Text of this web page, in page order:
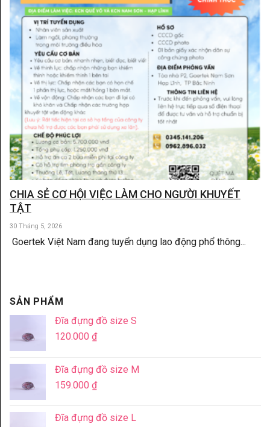
CHIA SẺ CƠ HỘI VIỆC LÀM CHO NGƯỜI KHUYẾT
TẬT
30 Tháng 5, 2026
Goertek Việt Nam đang tuyển dụng lao động phổ thông...
SẢN PHẨM
Đĩa đựng đồ size S
120.000 ₫
Đĩa đựng đồ size M
159.000 ₫
Đĩa đựng đồ size L